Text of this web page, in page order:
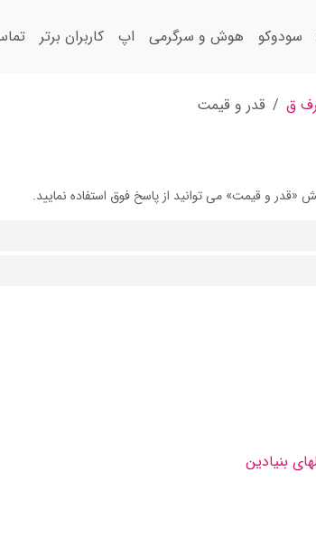
سودوکو هوش و سرگرمی اپ کاربران برتر
ق قدر و قیمت
و قیمت» می توانید از پاسخ فوق استفاده نمایید.
بنیادین